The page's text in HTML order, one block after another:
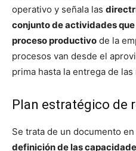
operativo y señala las
conjunto de actividades
proceso productivo de la
procesos van desde el
prima hasta la entrega de
Plan estratégico de
Se trata de un documento
definición de las